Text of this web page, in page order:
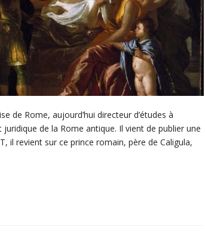
de Rome, aujourd’hui directeur d’études à
juridique de la Rome antique. Il vient de publier une
il revient sur ce prince romain, père de Caligula,